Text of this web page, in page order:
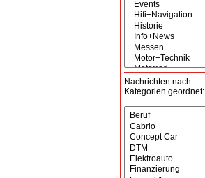
Nachrichten nach
Kategorien geordnet: